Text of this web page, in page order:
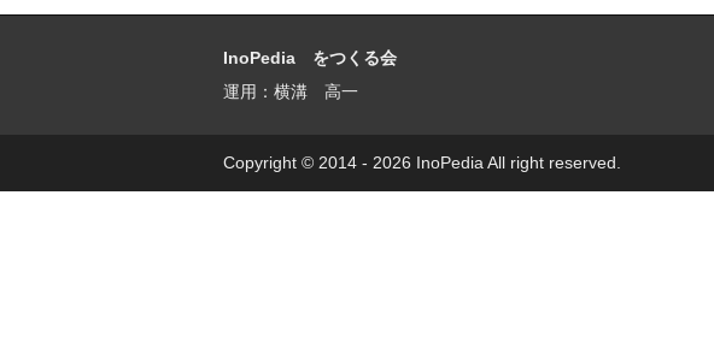
InoPedia をつくる会
運用：横溝 高一
Copyright © 2014 - 2026 InoPedia All right reserved.